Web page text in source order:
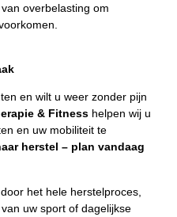
overbelasting om
en wilt u weer zonder pijn
& Fitness helpen wij u
en uw mobiliteit te
herstel – plan vandaag
het hele herstelproces,
uw sport of dagelijkse